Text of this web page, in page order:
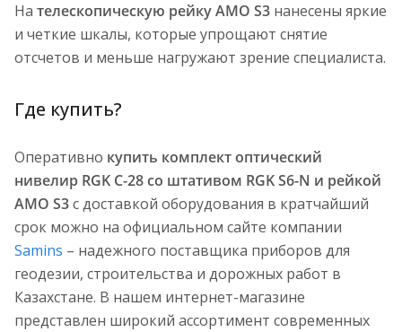
На телескопическую рейку AMO S3 нанесены яркие
и четкие шкалы, которые упрощают снятие
отсчетов и меньше нагружают зрение специалиста.
Где купить?
Оперативно купить комплект оптический
нивелир RGK C-28 со штативом RGK S6-N и рейкой
AMO S3с доставкой оборудования в кратчайший
срок можно на официальном сайте компании
Samins – надежного поставщика приборов для
геодезии, строительства и дорожных работ в
Казахстане. В нашем интернет-магазине
представлен широкий ассортимент современных